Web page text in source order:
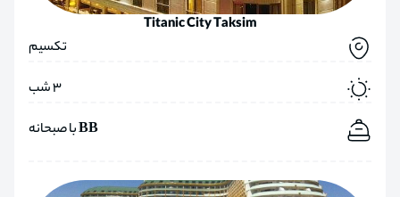
Titanic City Taksim
تکسیم
3 شب
BB با صبحانه